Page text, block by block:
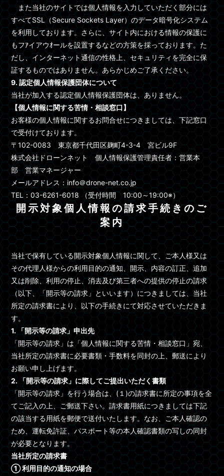
また当社のサイトでは個人情報を入力していただく部分には
すべてSSL（Secure Sockets Layer）のデータ暗号化システム
を利用しております。さらに、サイト内における情報の保護に
もフｱイアウｵールを設置するなどの方策を採っております。た
だし、インターネット通信の性格上、セキュリティを完全に保
証するものではありません。あらかじめご了承ください。
9. 認定個人情報保護団体について
当社が加入する認定個人情報保護団体は、ありません。
【個人情報に関する苦情・相談窓口】
お客様の個人情報に関するお問合せにつきましては、下記窓口
で受付けております。
〒102-0083 東京都千代田区麹町4-3-4 宮ビル9F
株式会社ドローンネット 個人情報保護管理責任者：営業本
部 営業マネージャー
メールアドレス：info＠drone-net.co.jp
TEL：03-6261-6018 （受付時間 10:00～19:00※）
開示対象個人情報の請求手続きのご
案内
当社で保有している開示対象個人情報に関して、ご本人様又は
その代理人様からの利用目的の通知、開示、内容の訂正、追加
又は削除、利用の停止、消去及び第三者への提供の停止の請求
（以下、「開示等の請求」といいます）につきましては、当社
所定の請求書により、以下の手続きにて対応させていただきま
す。
1. 「開示等の請求」申出先
「開示等の請求」は「個人情報に関する苦情・相談窓口」宛、
当社所定の請求書に必要書類・手数料を同封の上、郵送により
お願い申し上げます。
2. 「開示等の請求」に際してご提出いただく書類
「開示等の請求」を行う場合は、(１)の請求書に所定の事項を全
てご記入の上、ご郵送下さい。請求書用紙につきましては下記
の該当する用紙を郵便で送付いたします。なお、ご本人確認の
ため、運転免許証、パスポート等の本人確認書類の写しの同封
が必要となります。
当社所定の請求書
① 利用目的の通知の場合